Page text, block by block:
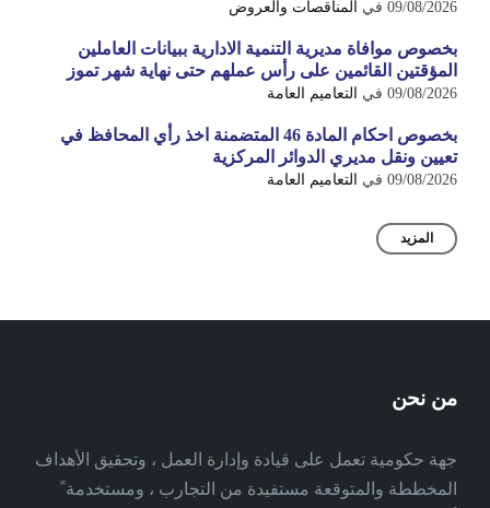
09/08/2026 في المناقصات والعروض
بخصوص موافاة مديرية التنمية الادارية ببيانات العاملين
المؤقتين القائمين على رأس عملهم حتى نهاية شهر تموز
09/08/2026 في التعاميم العامة
بخصوص احكام المادة 46 المتضمنة اخذ رأي المحافظ في
تعيين ونقل مديري الدوائر المركزية
09/08/2026 في التعاميم العامة
المزيد
من نحن
جهة حكومية تعمل على قيادة وإدارة العمل ، وتحقيق الأهداف
المخططة والمتوقعة مستفيدة من التجارب ، ومستخدمة ً